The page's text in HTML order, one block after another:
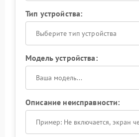
Тип устройства:
Выберите тип устройства
Модель устройства:
Описание неисправности: